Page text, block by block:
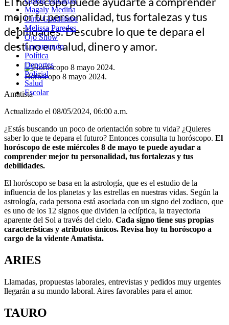
Magaly Medina
Cuto Guadalupe
Melissa Paredes
Ojo Show
Locomundo
Política
Deportes
Policial
Salud
Escolar
mejor tu personalidad, tus fortalezas y tus
debilidades. Descubre lo que te depara el
destino en salud, dinero y amor.
Horóscopo 8 mayo 2024.
Amatista
Actualizado el 08/05/2024, 06:00 a.m.
¿Estás buscando un poco de orientación sobre tu vida? ¿Quieres
saber lo que te depara el futuro? Entonces consulta tu horóscopo. El
horóscopo de este miércoles 8 de mayo te puede ayudar a
comprender mejor tu personalidad, tus fortalezas y tus
debilidades.
El horóscopo se basa en la astrología, que es el estudio de la
influencia de los planetas y las estrellas en nuestras vidas. Según la
astrología, cada persona está asociada con un signo del zodiaco, que
es uno de los 12 signos que dividen la eclíptica, la trayectoria
aparente del Sol a través del cielo. Cada signo tiene sus propias
características y atributos únicos. Revisa hoy tu horóscopo a
cargo de la vidente Amatista.
ARIES
Llamadas, propuestas laborales, entrevistas y pedidos muy urgentes
llegarán a su mundo laboral. Aires favorables para el amor.
TAURO